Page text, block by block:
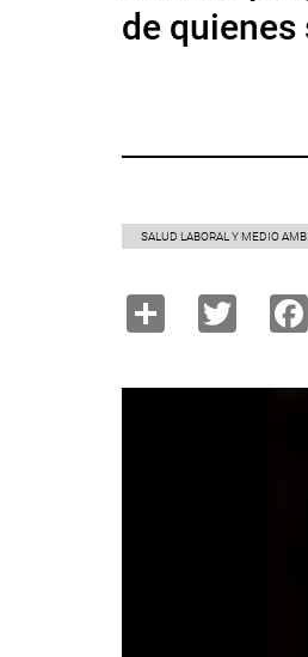
de quienes
SALUD LABORAL Y MEDIO
Share